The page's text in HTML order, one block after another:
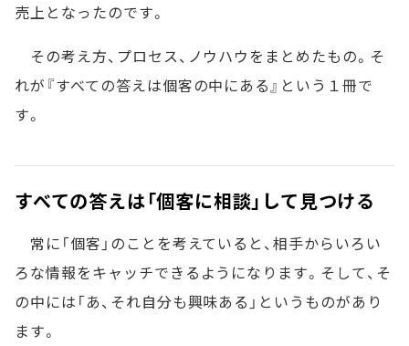
売上となったのです。
その考え方、プロセス、ノウハウをまとめたもの。そ
れが『すべての答えは個客の中にある』という１冊で
す。
すべての答えは「個客に相談」して見つける
常に「個客」のことを考えていると、相手からいろい
ろな情報をキャッチできるようになります。そして、そ
の中には「あ、それ自分も興味ある」というものがあり
ます。